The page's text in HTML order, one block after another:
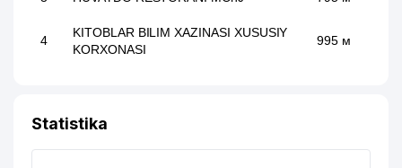
4
KITOBLAR BILIM XAZINASI XUSUSIY
KORXONASI
995 м
Statistika